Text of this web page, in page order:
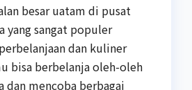
besar uatam di pusat
yang sangat populer
dan kuliner
bisa berbelanja oleh-oleh
dan mencoba berbagai